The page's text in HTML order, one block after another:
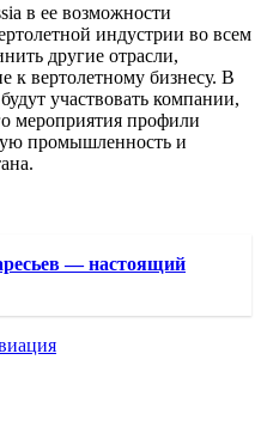
в ее возможности
индустрии во всем
другие отрасли,
вертолетному бизнесу. В
участвовать компании,
мероприятия профили
промышленность и
— настоящий